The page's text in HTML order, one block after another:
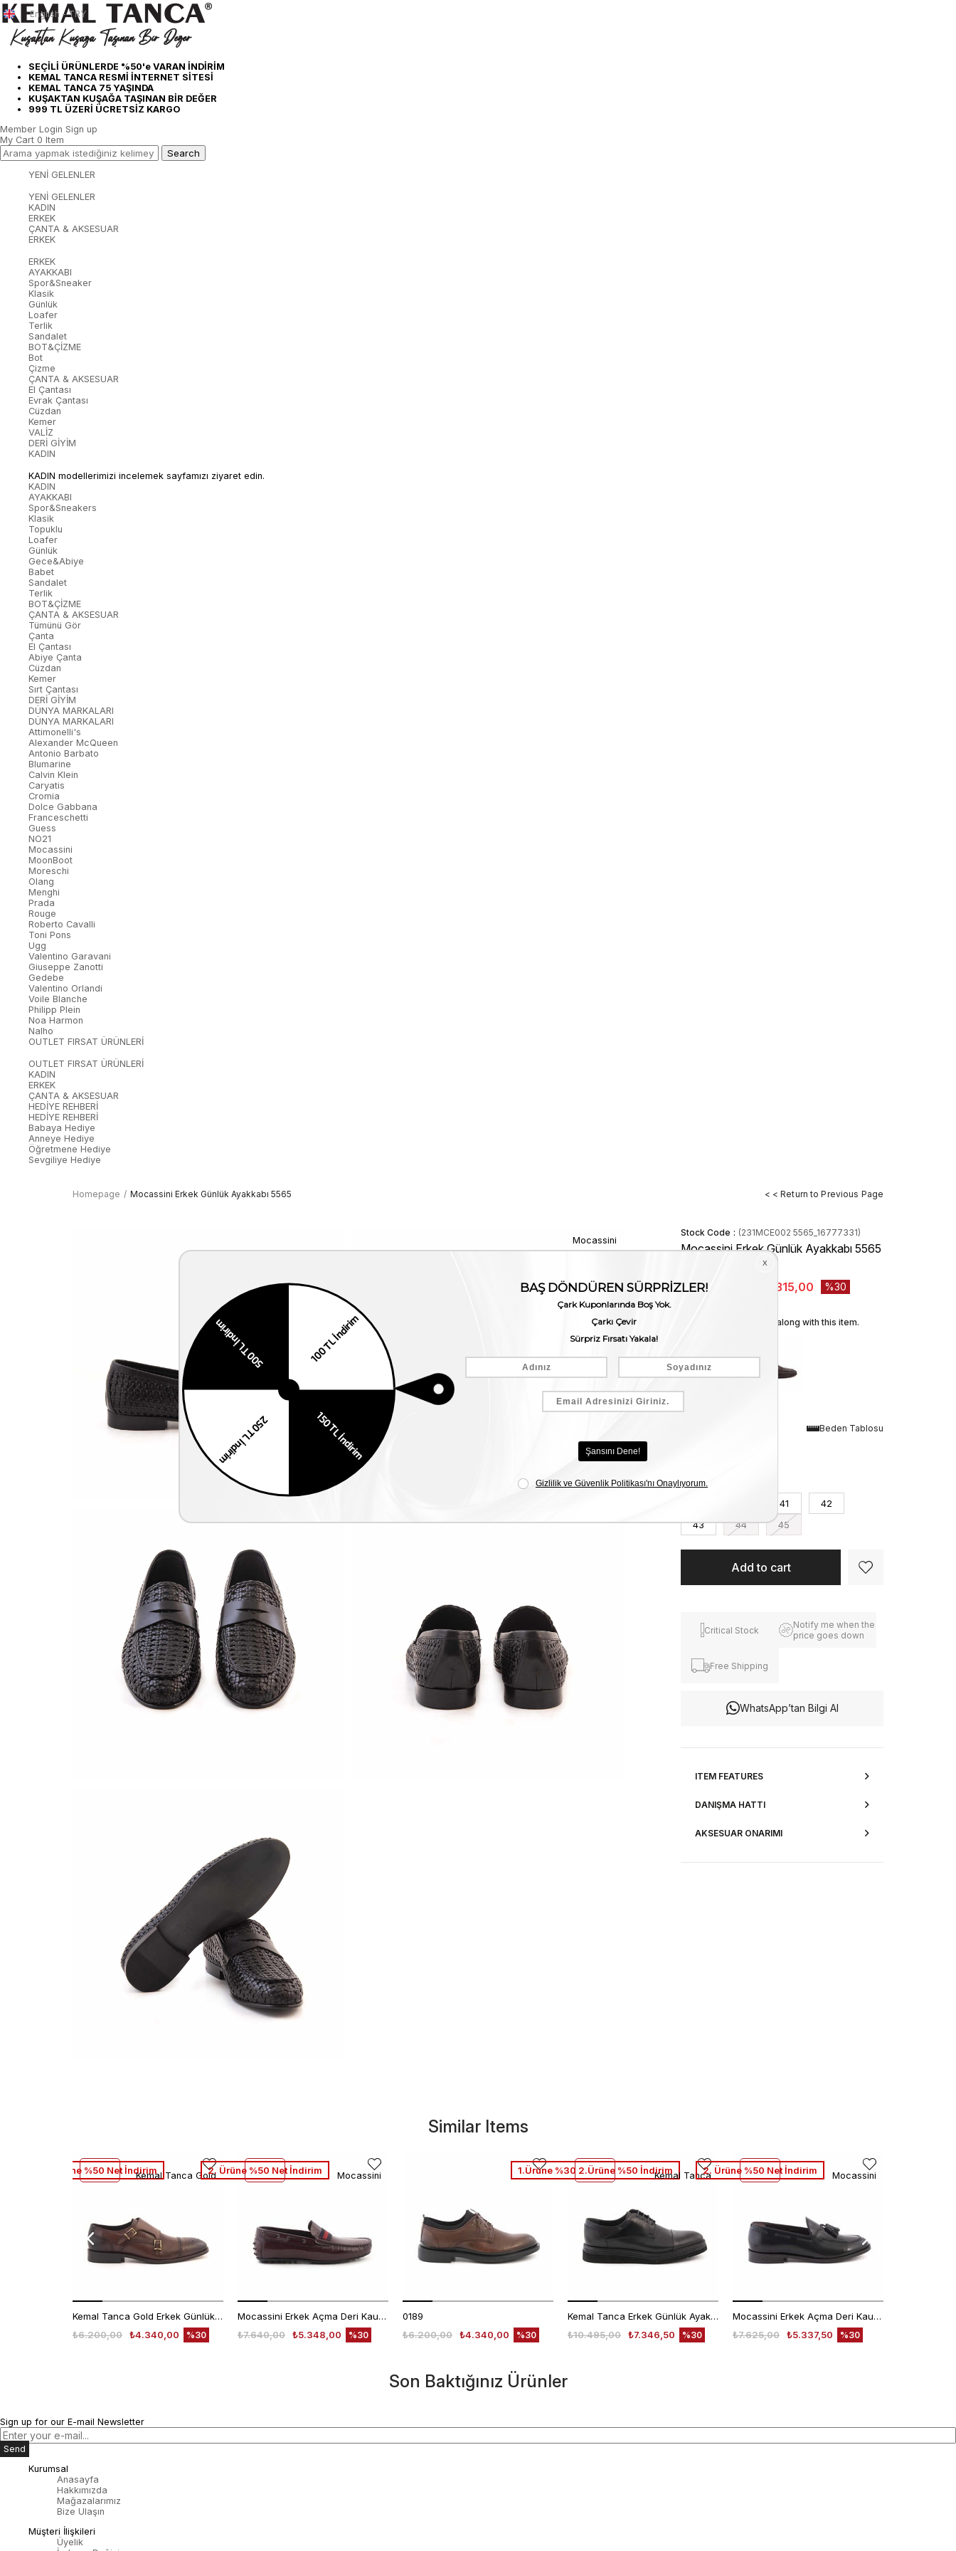
SEÇİLİ ÜRÜNLERDE %50'e VARAN İNDİRİM
KEMAL TANCA RESMİ İNTERNET SİTESİ
KEMAL TANCA 75 YAŞINDA
KUŞAKTAN KUŞAĞA TAŞINAN BİR DEĞER
999 TL ÜZERİ ÜCRETSİZ KARGO
English - TRY
Member Login Sign up
My Cart 0 Item
YENİ GELENLER
YENİ GELENLER
KADIN
ERKEK
ÇANTA & AKSESUAR
ERKEK
ERKEK
AYAKKABI
Spor&Sneaker
Klasik
Günlük
Loafer
Terlik
Sandalet
BOT&ÇİZME
Bot
Çizme
ÇANTA & AKSESUAR
El Çantası
Evrak Çantası
Cüzdan
Kemer
VALİZ
DERİ GİYİM
KADIN
KADIN modellerimizi incelemek sayfamızı ziyaret edin.
KADIN
AYAKKABI
Spor&Sneakers
Klasik
Topuklu
Loafer
Günlük
Gece&Abiye
Babet
Sandalet
Terlik
BOT&ÇİZME
ÇANTA & AKSESUAR
Tümünü Gör
Çanta
El Çantası
Abiye Çanta
Cüzdan
Kemer
Sırt Çantası
DERİ GİYİM
DÜNYA MARKALARI
DÜNYA MARKALARI
Attimonelli's
Alexander McQueen
Antonio Barbato
Blumarine
Calvin Klein
Caryatis
Cromia
Dolce Gabbana
Franceschetti
Guess
NO21
Mocassini
MoonBoot
Moreschi
Olang
Menghi
Prada
Rouge
Roberto Cavalli
Toni Pons
Ugg
Valentino Garavani
Giuseppe Zanotti
Gedebe
Valentino Orlandi
Voile Blanche
Philipp Plein
Noa Harmon
Nalho
OUTLET FIRSAT ÜRÜNLERİ
OUTLET FIRSAT ÜRÜNLERİ
KADIN
ERKEK
ÇANTA & AKSESUAR
HEDİYE REHBERİ
HEDİYE REHBERİ
Babaya Hediye
Anneye Hediye
Öğretmene Hediye
Sevgiliye Hediye
Homepage Mocassini Erkek Günlük Ayakkabı 5565 < < Return to Previous Page
Mocassini
Stock Code (231MCE002 5565_16777331)
Mocassini Erkek Günlük Ayakkabı 5565
₺20.450,00 ₺14.315,00 30
We recommend these along with this item.
Beden Tablosu
41
42
43
44 45
Critical Stock
Notify me when the
price goes down
Free Shipping
WhatsApp’tan Bilgi Al
ITEM FEATURES
DANIŞMA HATTI
AKSESUAR ONARIMI
Similar Items
Kemal Tanca Gold Erkek Günlük Ayakkabı 6612-152
₺4.340,00
₺6.200,00 %30
2. Ürüne %50 Net İndirimKemal Tanca Gold
Mocassini Erkek Açma Deri Kauçuk Taban Bordo Günlük Ayakkabı
₺5.348,00
₺7.640,00 %30
2. Ürüne %50 Net İndirim Mocassini
0189
₺4.340,00
₺6.200,00 %30
Kemal Tanca Erkek Günlük Ayakkabı 9430-1
₺7.346,50
₺10.495,00 %30
1.Ürüne %30 2.Ürüne %50 İndirimKemal Tanca
Mocassini Erkek Açma Deri Kauçuk Taban Siyah Günlük Ayakkabı
₺5.337,50
₺7.625,00 %30
2. Ürüne %50 Net İndirim Mocassini
Son Baktığınız Ürünler
Sign up for our E-mail Newsletter
Send
Kurumsal
Anasayfa
Hakkımızda
Mağazalarımız
Bize Ulaşın
Müşteri İlişkileri
Üyelik